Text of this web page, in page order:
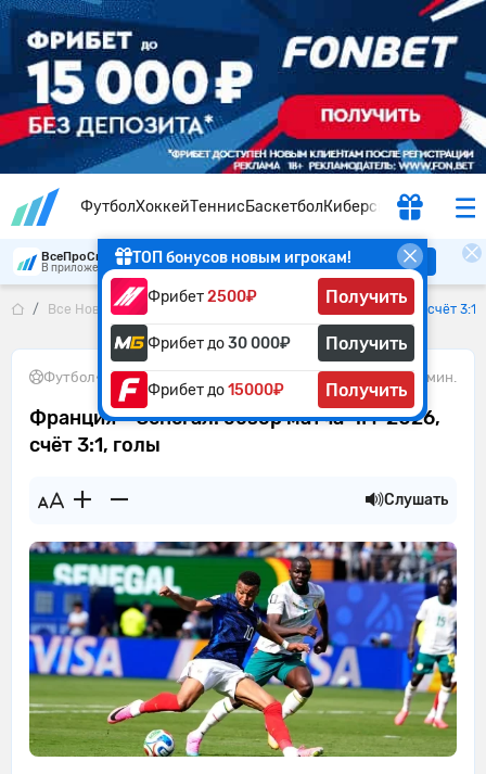
ФутболХоккейТеннисБаскетболКиберспорт
ТОП бонусов новым игрокам!
Фрибет2500₽ Получить
Фрибет до30 000₽ Получить
Фрибет до15000₽ Получить
ВсеПроСпорт
В приложении удобнее Скачать
Все Новости Франция – Сенегал: обзор матча ЧМ-2026, счёт 3:1,
Футбол• 17.06.2026 2 мин.
Франция – Сенегал: обзор матча ЧМ-2026,
счёт 3:1, голы
Слушать